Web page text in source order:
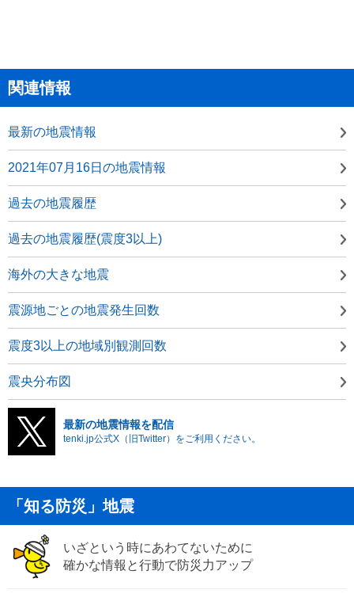
関連情報
最新の地震情報
2021年07月16日の地震情報
過去の地震履歴
過去の地震履歴(震度3以上)
海外の大きな地震
震源地ごとの地震発生回数
震度3以上の地域別観測回数
震央分布図
最新の地震情報を配信
tenki.jp公式X（旧Twitter）をご利用ください。
「知る防災」地震
いざという時にあわてないために
確かな情報と行動で防災力アップ